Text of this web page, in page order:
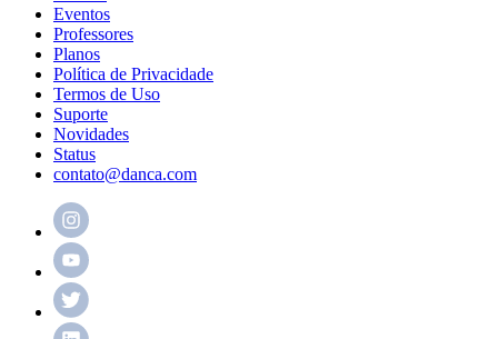
Eventos
Professores
Planos
Política de Privacidade
Termos de Uso
Suporte
Novidades
Status
contato@danca.com